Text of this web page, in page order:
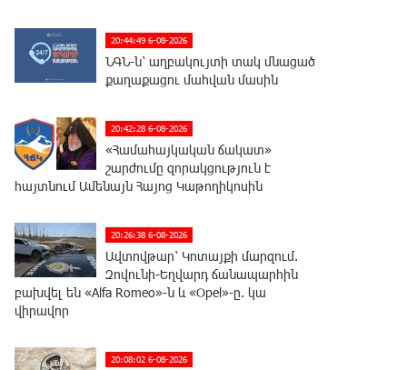
20:44:49 6-08-2026
ՆԳՆ-ն՝ աղբակույտի տակ մնացած
քաղաքացու մահվան մասին
20:42:28 6-08-2026
«Համահայկական ճակատ»
շարժումը զորակցություն է
հայտնում Ամենայն Հայոց Կաթողիկոսին
20:26:38 6-08-2026
Ավտովթար՝ Կոտայքի մարզում.
Զովունի-Եղվարդ ճանապարհին
բախվել են «Alfa Romeo»-ն և «Opel»-ը. կա
վիրավոր
20:08:02 6-08-2026